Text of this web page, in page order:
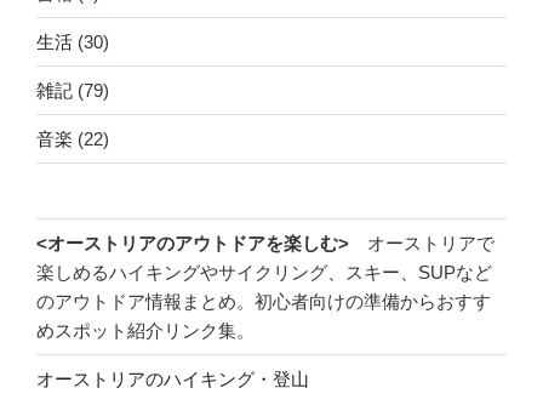
生活 (30)
雑記 (79)
音楽 (22)
<オーストリアのアウトドアを楽しむ> オーストリアで
楽しめるハイキングやサイクリング、スキー、SUPなど
のアウトドア情報まとめ。初心者向けの準備からおすす
めスポット紹介リンク集。
オーストリアのハイキング・登山